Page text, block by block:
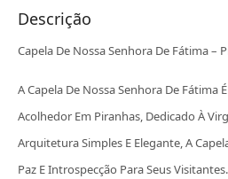
Descrição
Capela De Nossa Senhora De Fátima –
A Capela De Nossa Senhora De Fátima
Acolhedor Em Piranhas, Dedicado À
Arquitetura Simples E Elegante, A
Paz E Introspecção Para Seus